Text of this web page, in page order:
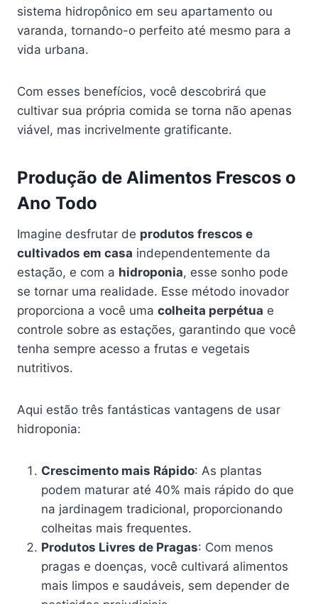
sistema hidropônico em seu apartamento ou
varanda, tornando-o perfeito até mesmo para a
vida urbana.
Com esses benefícios, você descobrirá que
cultivar sua própria comida se torna não apenas
viável, mas incrivelmente gratificante.
Produção de Alimentos Frescos o
Ano Todo
Imagine desfrutar de produtos frescos e
cultivados em casa independentemente da
estação, e com a hidroponia, esse sonho pode
se tornar uma realidade. Esse método inovador
proporciona a você uma colheita perpétua e
controle sobre as estações, garantindo que você
tenha sempre acesso a frutas e vegetais
nutritivos.
Aqui estão três fantásticas vantagens de usar
hidroponia:
Crescimento mais Rápido: As plantas
podem maturar até 40% mais rápido do que
na jardinagem tradicional, proporcionando
colheitas mais frequentes.
Produtos Livres de Pragas: Com menos
pragas e doenças, você cultivará alimentos
mais limpos e saudáveis, sem depender de